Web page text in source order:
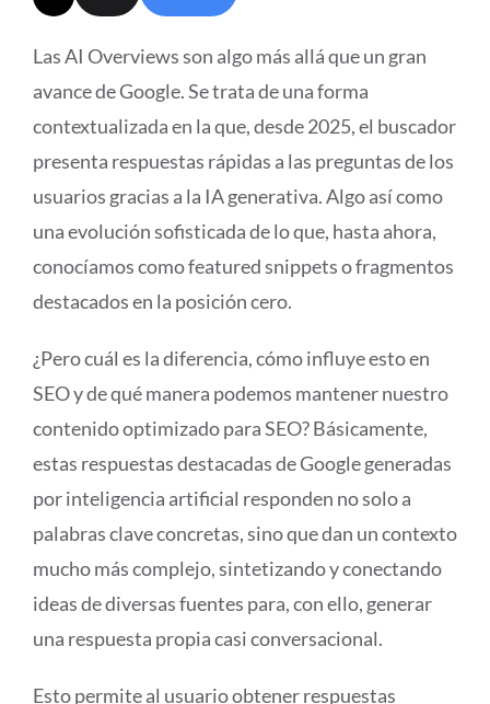
Las AI Overviews son algo más allá que un gran
avance de Google. Se trata de una forma
contextualizada en la que, desde 2025, el buscador
presenta respuestas rápidas a las preguntas de los
usuarios gracias a la IA generativa. Algo así como
una evolución sofisticada de lo que, hasta ahora,
conocíamos como featured snippets o fragmentos
destacados en la posición cero.
¿Pero cuál es la diferencia, cómo influye esto en
SEO y de qué manera podemos mantener nuestro
contenido optimizado para SEO? Básicamente,
estas respuestas destacadas de Google generadas
por inteligencia artificial responden no solo a
palabras clave concretas, sino que dan un contexto
mucho más complejo, sintetizando y conectando
ideas de diversas fuentes para, con ello, generar
una respuesta propia casi conversacional.
Esto permite al usuario obtener respuestas